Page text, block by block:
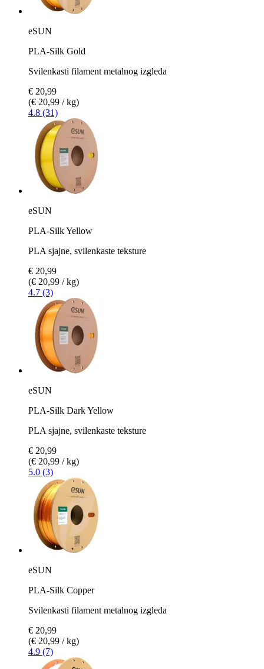
eSUN
PLA-Silk Gold
Svilenkasti filament metalnog izgleda
€ 20,99
(€ 20,99 / kg)
4.8 (31)
eSUN
PLA-Silk Yellow
PLA sjajne, svilenkaste teksture
€ 20,99
(€ 20,99 / kg)
4.7 (3)
eSUN
PLA-Silk Dark Yellow
PLA sjajne, svilenkaste teksture
€ 20,99
(€ 20,99 / kg)
5.0 (3)
eSUN
PLA-Silk Copper
Svilenkasti filament metalnog izgleda
€ 20,99
(€ 20,99 / kg)
4.9 (7)